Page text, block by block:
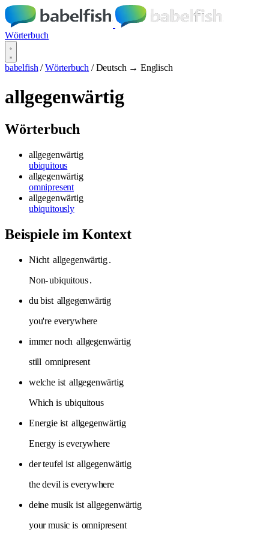
Wörterbuch
babelfish / Wörterbuch / Deutsch → Englisch
allgegenwärtig
Wörterbuch
allgegenwärtig
ubiquitous
allgegenwärtig
omnipresent
allgegenwärtig
ubiquitously
Beispiele im Kontext
Nicht allgegenwärtig .
Non-ubiquitous .
du bist allgegenwärtig
you're everywhere
immer noch allgegenwärtig
still omnipresent
welche ist allgegenwärtig
Which is ubiquitous
Energie ist allgegenwärtig
Energy is everywhere
der teufel ist allgegenwärtig
the devil is everywhere
deine musik ist allgegenwärtig
your music is omnipresent